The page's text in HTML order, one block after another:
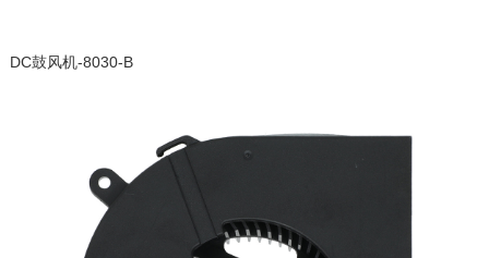
DC鼓风机-8030-B